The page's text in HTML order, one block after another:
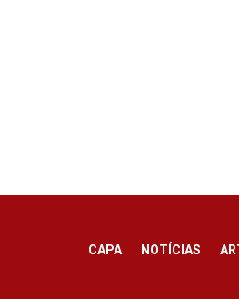
CAPA NOTÍCIAS